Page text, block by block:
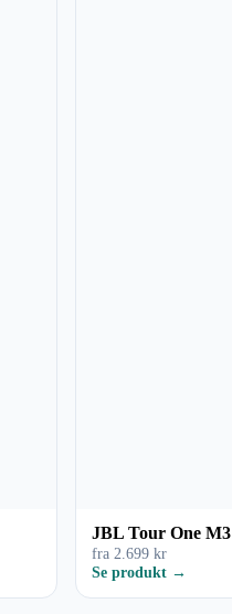
JBL Tour One M3
fra 2.699 kr
Se produkt →